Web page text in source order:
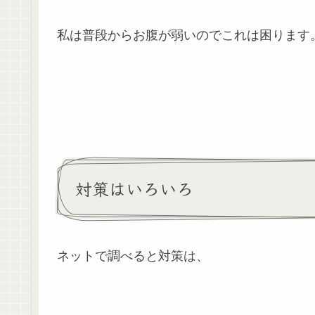
私は普段からお腹が弱いのでこれは困ります
対策はいろいろ
ネットで調べると対策は、